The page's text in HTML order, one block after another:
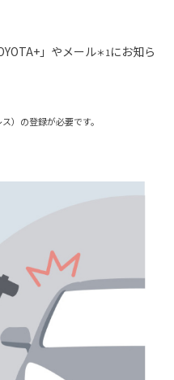
」やメール＊1 にお知ら
）の登録が必要です。